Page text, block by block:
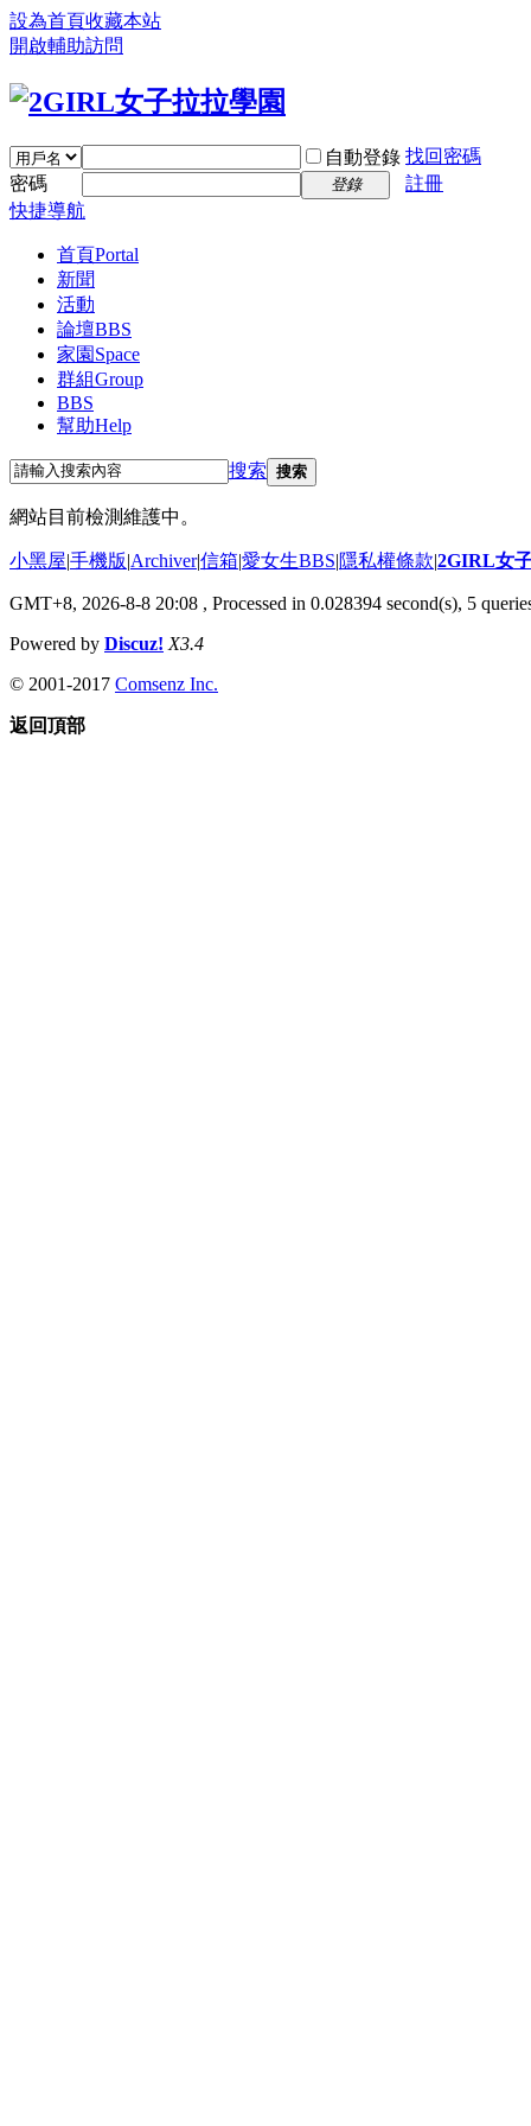
設為首頁收藏本站
開啟輔助訪問
自動登錄 找回密碼
密碼
登錄
註冊
快捷導航
首頁Portal
新聞
活動
論壇BBS
家園 Space
群組Group
BBS
幫助Help
搜索 搜索
網站目前檢測維護中。
小黑屋|手機版|Archiver|信箱|愛女生BBS|隱私權條款|2GIRL女
GMT+8, 2026-8-8 20:08 , Processed in 0.028394 second(s), 5
Powered by Discuz! X3.4
© 2001-2017 Comsenz Inc.
返回頂部